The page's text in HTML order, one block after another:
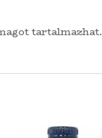
tartalmazhat.